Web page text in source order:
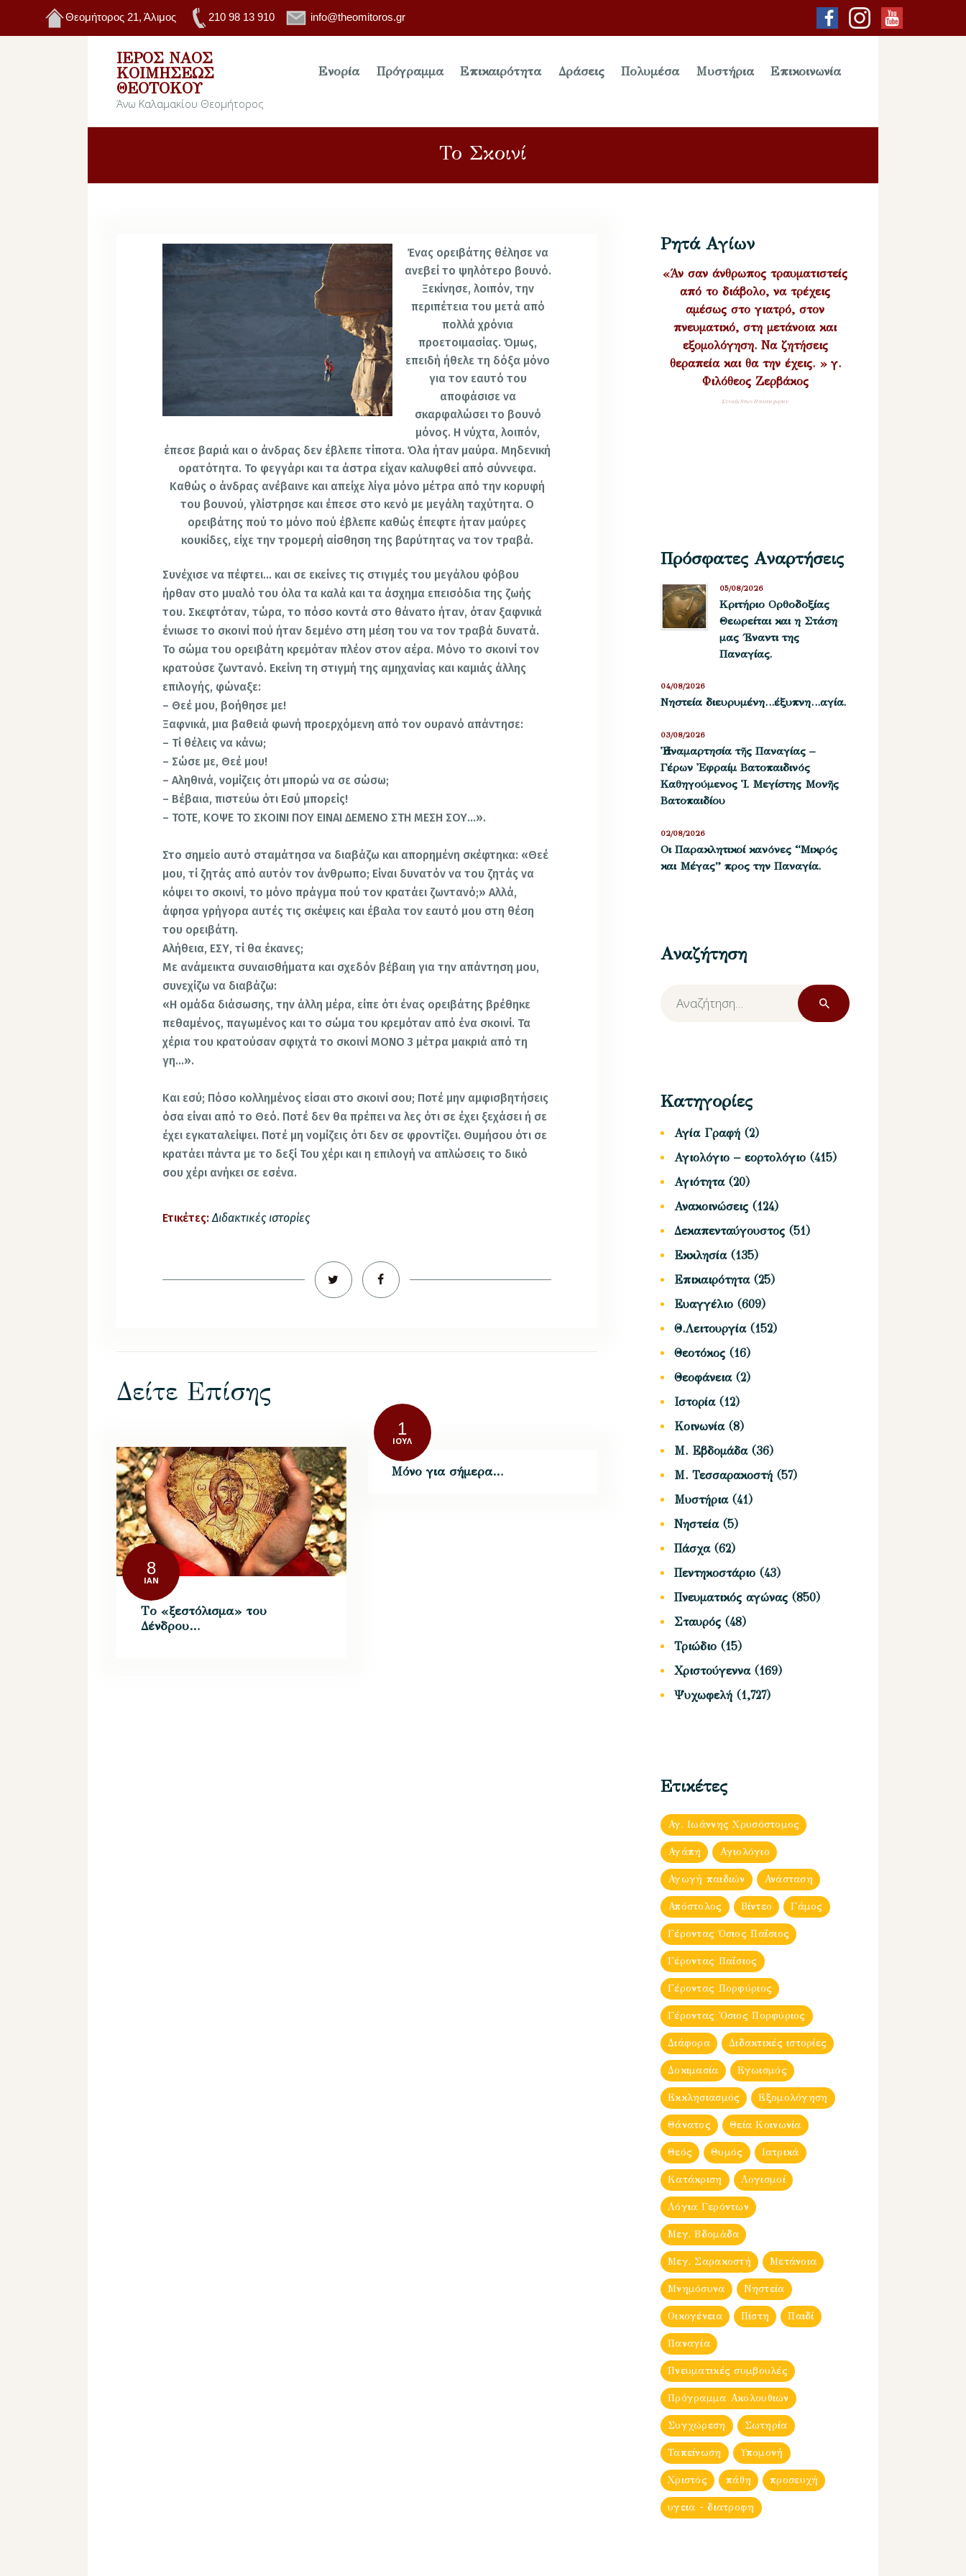
Θεομήτορος 21, Άλιμος 210 98 13 910 info@theomitoros.gr
ΙΕΡΌΣ ΝΑΌΣ
ΚΟΙΜΉΣΕΩΣ
ΘΕΟΤΌΚΟΥ
Άνω Καλαμακίου Θεομήτορος
Ενορία Πρόγραμμα Επικαιρότητα Δράσεις Πολυμέσα Μυστήρια Επικοινωνία
Το Σκοινί
Ένας ορειβάτης θέλησε να
ανεβεί το ψηλότερο βουνό.
Ξεκίνησε, λοιπόν, την
περιπέτεια του μετά από
πολλά χρόνια
προετοιμασίας. Όμως,
επειδή ήθελε τη δόξα μόνο
για τον εαυτό του
αποφάσισε να
σκαρφαλώσει το βουνό
μόνος. Η νύχτα, λοιπόν,
έπεσε βαριά και ο άνδρας δεν έβλεπε τίποτα. Όλα ήταν μαύρα. Μηδενική
ορατότητα. Το φεγγάρι και τα άστρα είχαν καλυφθεί από σύννεφα.
Καθώς ο άνδρας ανέβαινε και απείχε λίγα μόνο μέτρα από την κορυφή
του βουνού, γλίστρησε και έπεσε στο κενό με μεγάλη ταχύτητα. Ο
ορειβάτης πού το μόνο πού έβλεπε καθώς έπεφτε ήταν μαύρες
κουκίδες, είχε την τρομερή αίσθηση της βαρύτητας να τον τραβά.
Συνέχισε να πέφτει… και σε εκείνες τις στιγμές του μεγάλου φόβου
ήρθαν στο μυαλό του όλα τα καλά και τα άσχημα επεισόδια της ζωής
του. Σκεφτόταν, τώρα, το πόσο κοντά στο θάνατο ήταν, όταν ξαφνικά
ένιωσε το σκοινί πού ήταν δεμένο στη μέση του να τον τραβά δυνατά.
Το σώμα του ορειβάτη κρεμόταν πλέον στον αέρα. Μόνο το σκοινί τον
κρατούσε ζωντανό. Εκείνη τη στιγμή της αμηχανίας και καμιάς άλλης
επιλογής, φώναξε:
– Θεέ μου, βοήθησε με!
Ξαφνικά, μια βαθειά φωνή προερχόμενη από τον ουρανό απάντησε:
– Τί θέλεις να κάνω;
– Σώσε με, Θεέ μου!
– Αληθινά, νομίζεις ότι μπορώ να σε σώσω;
– Βέβαια, πιστεύω ότι Εσύ μπορείς!
– ΤΟΤΕ, ΚΟΨΕ ΤΟ ΣΚΟΙΝΙ ΠΟΥ ΕΙΝΑΙ ΔΕΜΕΝΟ ΣΤΗ ΜΕΣΗ ΣΟΥ…».
Στο σημείο αυτό σταμάτησα να διαβάζω και απορημένη σκέφτηκα: «Θεέ
μου, τί ζητάς από αυτόν τον άνθρωπο; Είναι δυνατόν να του ζητάς να
κόψει το σκοινί, το μόνο πράγμα πού τον κρατάει ζωντανό;» Αλλά,
άφησα γρήγορα αυτές τις σκέψεις και έβαλα τον εαυτό μου στη θέση
του ορειβάτη.
Αλήθεια, ΕΣΥ, τί θα έκανες;
Με ανάμεικτα συναισθήματα και σχεδόν βέβαιη για την απάντηση μου,
συνεχίζω να διαβάζω:
«Η ομάδα διάσωσης, την άλλη μέρα, είπε ότι ένας ορειβάτης βρέθηκε
πεθαμένος, παγωμένος και το σώμα του κρεμόταν από ένα σκοινί. Τα
χέρια του κρατούσαν σφιχτά το σκοινί ΜΟΝΟ 3 μέτρα μακριά από τη
γη…».
Και εσύ; Πόσο κολλημένος είσαι στο σκοινί σου; Ποτέ μην αμφισβητήσεις
όσα είναι από το Θεό. Ποτέ δεν θα πρέπει να λες ότι σε έχει ξεχάσει ή σε
έχει εγκαταλείψει. Ποτέ μη νομίζεις ότι δεν σε φροντίζει. Θυμήσου ότι σε
κρατάει πάντα με το δεξί Του χέρι και η επιλογή να απλώσεις το δικό
σου χέρι ανήκει σε εσένα.
Ετικέτες: Διδακτικές ιστορίες
Δείτε Επίσης
8
ΙΑΝ
Tο «ξεστόλισμα» του
Δένδρου…
1
ΙΟΎΛ
Μόνο για σήμερα…
Ρητά Αγίων
«Άν σαν άνθρωπος τραυματιστείς
από το διάβολο, να τρέχεις
αμέσως στο γιατρό, στον
πνευματικό, στη μετάνοια και
εξομολόγηση. Να ζητήσεις
θεραπεία και θα την έχεις. » γ.
Φιλόθεος Ζερβάκος
Σύναξη Νέων Παλαιοχωρίου
Πρόσφατες Αναρτήσεις
Kριτήριο Oρθοδοξίας
Θεωρείται και η Στάση
μας ΄Εναντι της
Παναγίας.
05/08/2026
Νηστεία διευρυμένη…έξυπνη…αγία.
04/08/2026
Ἡ ἀναμαρτησία τῆς Παναγίας –
Γέρων Ἐφραίμ Βατοπαιδινός
Καθηγούμενος Ἱ. Μεγίστης Μονῆς
Βατοπαιδίου
03/08/2026
Οι Παρακλητικοί κανόνες “Μικρός
και Μέγας” προς την Παναγία.
02/08/2026
Αναζήτηση
Αναζήτηση
για:
Κατηγορίες
Αγία Γραφή (2)
Αγιολόγιο – εορτολόγιο (415)
Αγιότητα(20)
Ανακοινώσεις (124)
Δεκαπενταύγουστος (51)
Εκκλησία(135)
Επικαιρότητα(25)
Ευαγγέλιο (609)
Θ.Λειτουργία(152)
Θεοτόκος (16)
Θεοφάνεια(2)
Ιστορία(12)
Κοινωνία(8)
Μ. Εβδομάδα(36)
Μ. Τεσσαρακοστή (57)
Μυστήρια(41)
Νηστεία(5)
Πάσχα(62)
Πεντηκοστάριο (43)
Πνευματικός αγώνας (850)
Σταυρός (48)
Τριώδιο (15)
Χριστούγεννα(169)
Ψυχωφελή (1,727)
Ετικέτες
Αγ. Ιωάννης Χρυσόστομος
Αγάπη Αγιολόγιο
Αγωγή παιδιών Ανάσταση
Απόστολος Βίντεο Γάμος
Γέροντας Όσιος Παΐσιος
Γέροντας Παΐσιος
Γέροντας Πορφύριος
Γέροντας Ὀσιος Πορφύριος
Διάφορα Διδακτικές ιστορίες
Δοκιμασία Εγωισμός
Εκκλησιασμός Εξομολόγηση
Θάνατος Θεία Κοινωνία
Θεός Θυμός Ιατρικά
Κατάκριση Λογισμοί
Λόγια Γερόντων
Μεγ. Βδομἀδα
Μεγ. Σαρακοστή Μετάνοια
Μνημόσυνα Νηστεία
Οικογένεια Πίστη Παιδί
Παναγία
Πνευματικές συμβουλές
Πρόγραμμα Ακολουθιών
Συγχώρεση Σωτηρία
Ταπείνωση Υπομονή
Χριστός πάθη προσευχή
υγεια - διατροφη